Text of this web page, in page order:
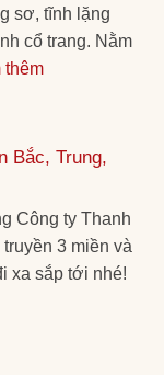
sơ, tĩnh lặng
cổ trang. Nằm
thêm
Bắc, Trung,
Công ty Thanh
3 miền và
xa sắp tới nhé!